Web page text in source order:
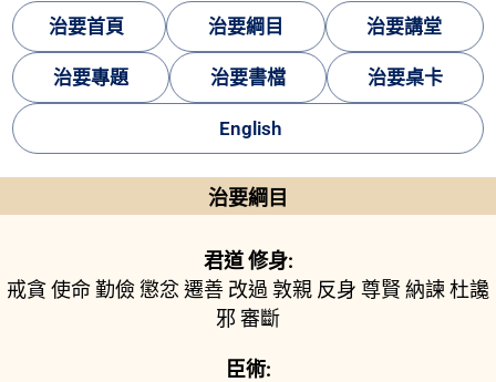
治要首頁 治要綱目 治要講堂
治要專題 治要書檔 治要桌卡
English
治要綱目
君道 修身:
戒貪使命勤儉懲忿 遷善 改過 敦親 反身 尊賢納諫 杜讒
邪 審斷
臣術: